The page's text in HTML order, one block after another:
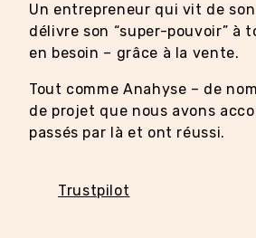
Un entrepreneur qui vit de
délivre son “super-pouvoir” à
en besoin – grâce à la vente.
Tout comme Anahyse – de
de projet que nous avons
passés par là et ont réussi.
Trustpilot